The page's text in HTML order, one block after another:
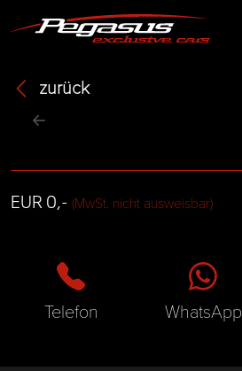
zurück
EUR 0,- (MwSt. nicht ausweisbar)
Telefon WhatsApp